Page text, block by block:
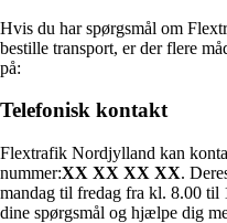
Hvis du har spørgsmål om
bestille transport, er der flere
på:
Telefonisk kontakt
Flextrafik Nordjylland kan
nummer:XX XX XX XX.
mandag til fredag ​​fra kl. 8.00 til
dine spørgsmål og hjælpe dig